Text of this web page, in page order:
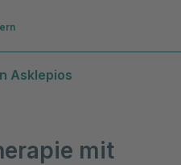
Asklepios
mit